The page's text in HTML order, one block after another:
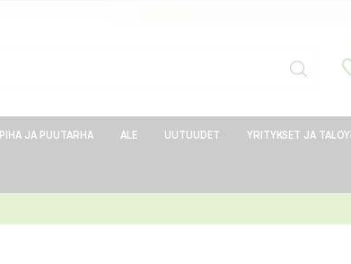
PIHA JA PUUTARHA ALE UUTUUDET YRITYKSET JA